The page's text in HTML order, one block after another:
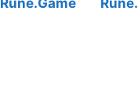
Rune.Game